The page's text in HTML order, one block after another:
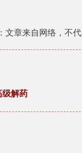
文章来自网络，不代
解药